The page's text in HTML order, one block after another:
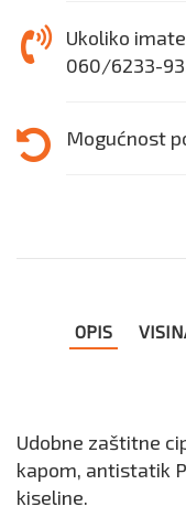
Ukoliko
060/6233-
Mogućnost
OPIS
Udobne zaštitne
kapom, antistatik
kiseline.